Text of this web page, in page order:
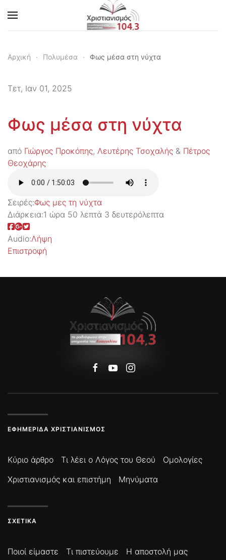
Skip to main content
Αρχική Πολυμέσα Φως μέσα στη νύχτα
Τετ, Ιαν 01, 2025
Φως μέσα στη νύχτα
από Γιώργος Προκόπης, Λευτέρης Τσοχαλής & Πέτρος
Θεοχάρης
Σειρές:Φως μες τη νύχτα
Διάρκεια:1 ώρα 50 λεπτά 3 δευτερόλεπτα
Audio:Λήψη
Επιστροφή
ΕΦΗΜΕΡΊΔΑ ΧΡΙΣΤΙΑΝΙΣΜΌΣ
Κύριο άρθρο Τι λέει ο Λόγος του Θεού
Ομολογίες
Χριστιανισμός και επιστήμη
Μηνύματα
ΣΧΕΤΙΚΆ
Ποιοί είμαστε Τι πιστεύουμε Η αποστολή μας